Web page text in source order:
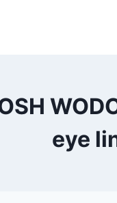
eye